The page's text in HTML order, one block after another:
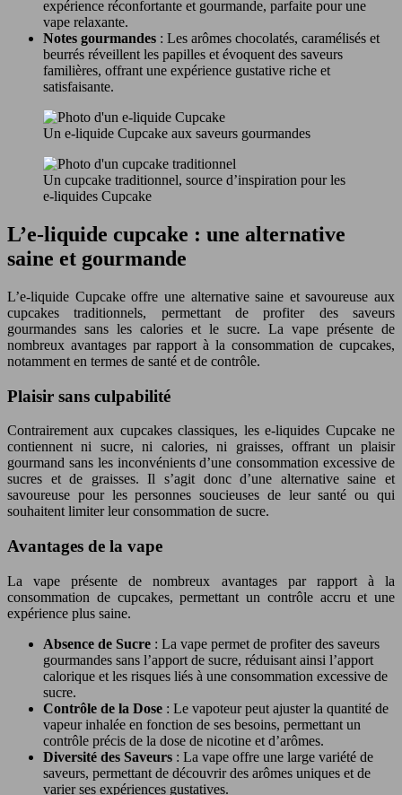
expérience réconfortante et gourmande, parfaite pour une
vape relaxante.
Notes gourmandes : Les arômes chocolatés, caramélisés et
beurrés réveillent les papilles et évoquent des saveurs
familières, offrant une expérience gustative riche et
satisfaisante.
Un e-liquide Cupcake aux saveurs gourmandes
Un cupcake traditionnel, source d’inspiration pour les
e-liquides Cupcake
L’e-liquide cupcake : une alternative
saine et gourmande
L’e-liquide Cupcake offre une alternative saine et savoureuse aux
cupcakes traditionnels, permettant de profiter des saveurs
gourmandes sans les calories et le sucre. La vape présente de
nombreux avantages par rapport à la consommation de cupcakes,
notamment en termes de santé et de contrôle.
Plaisir sans culpabilité
Contrairement aux cupcakes classiques, les e-liquides Cupcake ne
contiennent ni sucre, ni calories, ni graisses, offrant un plaisir
gourmand sans les inconvénients d’une consommation excessive de
sucres et de graisses. Il s’agit donc d’une alternative saine et
savoureuse pour les personnes soucieuses de leur santé ou qui
souhaitent limiter leur consommation de sucre.
Avantages de la vape
La vape présente de nombreux avantages par rapport à la
consommation de cupcakes, permettant un contrôle accru et une
expérience plus saine.
Absence de Sucre : La vape permet de profiter des saveurs
gourmandes sans l’apport de sucre, réduisant ainsi l’apport
calorique et les risques liés à une consommation excessive de
sucre.
Contrôle de la Dose : Le vapoteur peut ajuster la quantité de
vapeur inhalée en fonction de ses besoins, permettant un
contrôle précis de la dose de nicotine et d’arômes.
Diversité des Saveurs : La vape offre une large variété de
saveurs, permettant de découvrir des arômes uniques et de
varier ses expériences gustatives.